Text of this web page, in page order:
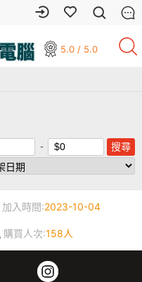
5.0 / 5.0
加入時間:2023-10-04
購買人次:158人